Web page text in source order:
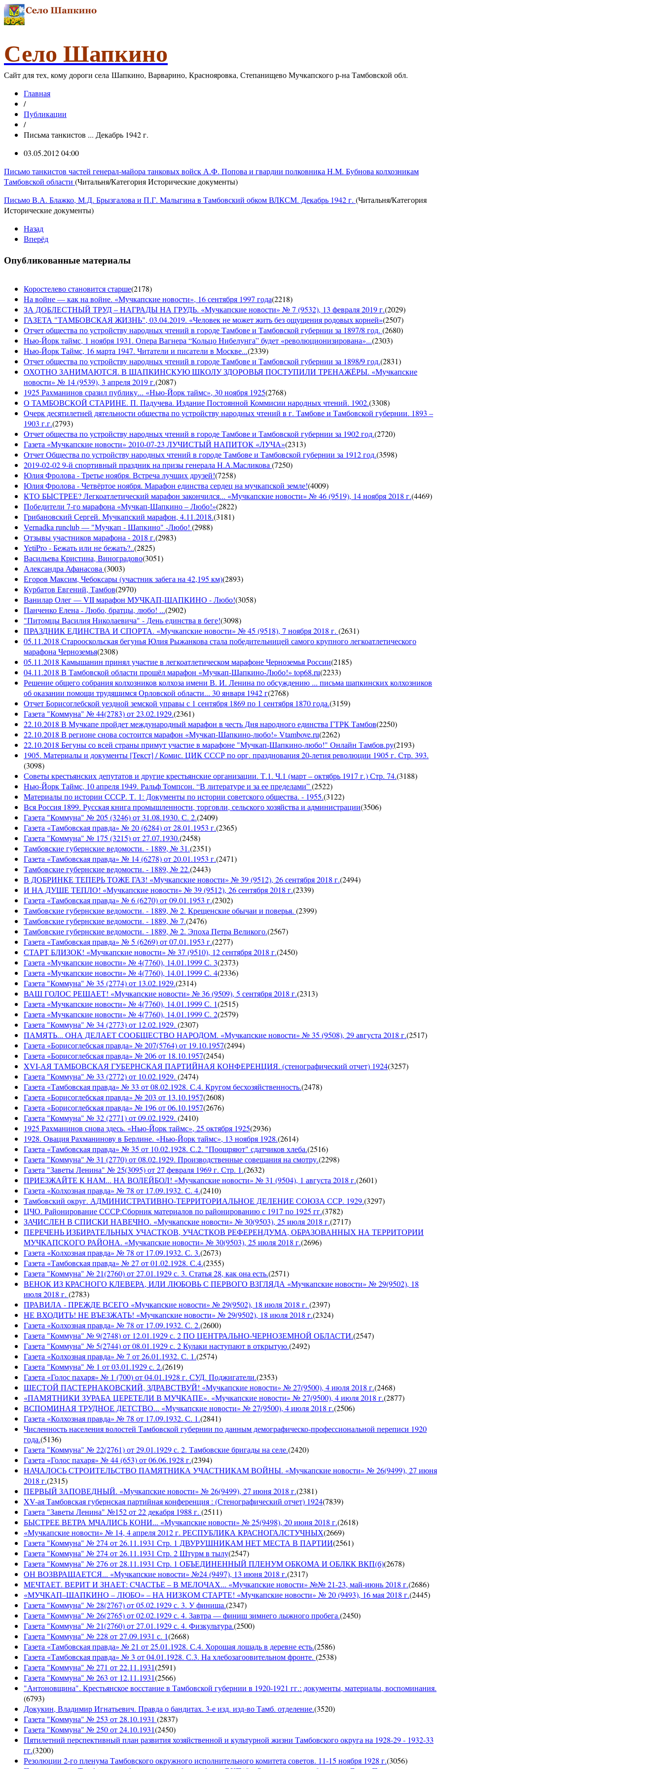
Село Шапкино
Сайт для тех, кому дороги села Шапкино, Варварино, Краснояровка, Степанищево Мучкапского р-на Тамбовской обл.
Главная
/
Публикации
/
Письма танкистов ... Декабрь 1942 г.
03.05.2012 04:00
Письмо танкистов частей генерал-майора танковых войск А.Ф. Попова и гвардии полковника Н.М. Бубнова колхозникам
Тамбовской области (Читальня/Категория Исторические документы)
Письмо В.А. Блажко, М.Д. Брызгалова и П.Г. Малыгина в Тамбовский обком ВЛКСМ. Декабрь 1942 г. (Читальня/Категория
Исторические документы)
Назад
Вперёд
Опубликованные материалы
Коростелево становится старше(2178)
На войне — как на войне. «Мучкапские новости», 16 сентября 1997 года(2218)
ЗА ДОБЛЕСТНЫЙ ТРУД – НАГРАДЫ НА ГРУДЬ. «Мучкапские новости» № 7 (9532), 13 февраля 2019 г.(2029)
ГАЗЕТА "ТАМБОВСКАЯ ЖИЗНЬ", 03.04.2019. «Человек не может жить без ощущения родовых корней»(2507)
Отчет общества по устройству народных чтений в городе Тамбове и Тамбовской губернии за 1897/8 год. (2680)
Нью-Йорк таймс, 1 ноября 1931. Опера Вагнера “Кольцо Нибелунга” будет «революционизирована»...(2303)
Нью-Йорк Таймс, 16 марта 1947. Читатели и писатели в Москве...(2339)
Отчет общества по устройству народных чтений в городе Тамбове и Тамбовской губернии за 1898/9 год.(2831)
ОХОТНО ЗАНИМАЮТСЯ. В ШАПКИНСКУЮ ШКОЛУ ЗДОРОВЬЯ ПОСТУПИЛИ ТРЕНАЖЁРЫ. «Мучкапские
новости» № 14 (9539), 3 апреля 2019 г.(2087)
1925 Рахманинов сразил публику... «Нью-Йорк таймс», 30 ноября 1925(2768)
О ТАМБОВСКОЙ СТАРИНЕ. П. Падучева. Издание Постоянной Коммисии народных чтений. 1902.(3308)
Очерк десятилетней дятельности общества по устройству народных чтений в г. Тамбове и Тамбовской губернии. 1893 –
1903 г.г.(2793)
Отчет общества по устройству народных чтений в городе Тамбове и Тамбовской губернии за 1902 год.(2720)
Газета «Мучкапские новости» 2010-07-23 ЛУЧИСТЫЙ НАПИТОК «ЛУЧА»(2313)
Отчет Общества по устройству народных чтений в городе Тамбове и Тамбовской губернии за 1912 год.(3598)
2019-02-02 9-й спортивный праздник на призы генерала Н.А.Масликова(7250)
Юлия Фролова - Третье ноября. Встреча лучших друзей!(7258)
Юлия Фролова - Четвёртое ноября. Марафон единства сердец на мучкапской земле!(4009)
КТО БЫСТРЕЕ? Легкоатлетический марафон закончился... «Мучкапские новости» № 46 (9519), 14 ноября 2018 г.(4469)
Победители 7-го марафона «Мучкап-Шапкино – Любо!»(2822)
Грибановский Сергей. Мучкапский марафон, 4.11.2018.(3181)
Vernadka runclub — "Мучкап - Шапкино" -Любо! (2988)
Отзывы участников марафона - 2018 г.(2983)
YetiPro - Бежать или не бежать?..(2825)
Васильева Кристина, Виноградово(3051)
Александра Афанасова(3003)
Егоров Максим, Чебоксары (участник забега на 42,195 км)(2893)
Курбатов Евгений, Тамбов(2970)
Ванилар Олег — VII марафон МУЧКАП-ШАПКИНО - Любо!(3058)
Панченко Елена - Любо, братцы, любо! ...(2902)
"Питомцы Василия Николаевича" - День единства в беге!(3098)
ПРАЗДНИК ЕДИНСТВА И СПОРТА. «Мучкапские новости» № 45 (9518), 7 ноября 2018 г. (2631)
05.11.2018 Старооскольская бегунья Юлия Рыжанкова стала победительницей самого крупного легкоатлетического
марафона Черноземья(2308)
05.11.2018 Камышанин принял участие в легкоатлетическом марафоне Черноземья России(2185)
04.11.2018 В Тамбовской области прошёл марафон «Мучкап-Шапкино-Любо!» top68.ru(2233)
Решение общего собрания колхозников колхоза имени В. И. Ленина по обсуждению ... письма шапкинских колхозников
об оказании помощи трудящимся Орловской области... 30 января 1942 г(2768)
Отчет Борисоглебской уездной земской управы с 1 сентября 1869 по 1 сентября 1870 года.(3159)
Газета "Коммуна" № 44(2783) от 23.02.1929.(2361)
22.10.2018 В Мучкапе пройдет международный марафон в честь Дня народного единства ГТРК Тамбов(2250)
22.10.2018 В регионе снова состоится марафон «Мучкап-Шапкино-любо!» Vtambove.ru(2262)
22.10.2018 Бегуны со всей страны примут участие в марафоне "Мучкап-Шапкино-любо!" Онлайн Тамбов.ру(2193)
1905. Материалы и документы [Текст] / Комис. ЦИК СССР по орг. празднования 20-летия революции 1905 г. Стр. 393.
(3098)
Советы крестьянских депутатов и другие крестьянские организации. Т.1. Ч.1 (март – октябрь 1917 г.) Стр. 74.(3188)
Нью-Йорк Таймс, 10 апреля 1949. Ральф Томпсон. “В литературе и за ее пределами”(2522)
Материалы по истории СССР. Т. 1: Документы по истории советского общества. - 1955.(3122)
Вся Россия 1899. Русская книга промышленности, торговли, сельского хозяйства и администрации(3506)
Газета "Коммуна" № 205 (3246) от 31.08.1930. С. 2.(2409)
Газета «Тамбовская правда» № 20 (6284) от 28.01.1953 г.(2365)
Газета "Коммуна" № 175 (3215) от 27.07.1930.(2458)
Тамбовские губернские ведомости. - 1889, № 31.(2351)
Газета «Тамбовская правда» № 14 (6278) от 20.01.1953 г.(2471)
Тамбовские губернские ведомости. - 1889, № 22.(2443)
В ДОБРИНКЕ ТЕПЕРЬ ТОЖЕ ГАЗ! «Мучкапские новости» № 39 (9512), 26 сентября 2018 г.(2494)
И НА ДУШЕ ТЕПЛО! «Мучкапские новости» № 39 (9512), 26 сентября 2018 г.(2339)
Газета «Тамбовская правда» № 6 (6270) от 09.01.1953 г.(2302)
Тамбовские губернские ведомости. - 1889, № 2. Крещенские обычаи и поверья. (2399)
Тамбовские губернские ведомости. - 1889, № 7.(2476)
Тамбовские губернские ведомости. - 1889, № 2. Эпоха Петра Великого.(2567)
Газета «Тамбовская правда» № 5 (6269) от 07.01.1953 г.(2277)
СТАРТ БЛИЗОК! «Мучкапские новости» № 37 (9510), 12 сентября 2018 г.(2450)
Газета «Мучкапские новости» № 4(7760), 14.01.1999 С. 3(2373)
Газета «Мучкапские новости» № 4(7760), 14.01.1999 С. 4(2336)
Газета "Коммуна" № 35 (2774) от 13.02.1929.(2314)
ВАШ ГОЛОС РЕШАЕТ! «Мучкапские новости» № 36 (9509), 5 сентября 2018 г.(2313)
Газета «Мучкапские новости» № 4(7760), 14.01.1999 С. 1(2515)
Газета «Мучкапские новости» № 4(7760), 14.01.1999 С. 2(2579)
Газета "Коммуна" № 34 (2773) от 12.02.1929. (2307)
ПАМЯТЬ... ОНА ДЕЛАЕТ СООБЩЕСТВО НАРОДОМ. «Мучкапские новости» № 35 (9508), 29 августа 2018 г.(2517)
Газета «Борисоглебская правда» № 207(5764) от 19.10.1957(2494)
Газета «Борисоглебская правда» № 206 от 18.10.1957(2454)
XVI-АЯ ТАМБОВСКАЯ ГУБЕРНСКАЯ ПАРТИЙНАЯ КОНФЕРЕНЦИЯ. (стенографический отчет) 1924(3257)
Газета "Коммуна" № 33 (2772) от 10.02.1929. (2474)
Газета «Тамбовская правда» № 33 от 08.02.1928. С.4. Кругом бесхозяйственность.(2478)
Газета «Борисоглебская правда» № 203 от 13.10.1957(2608)
Газета «Борисоглебская правда» № 196 от 06.10.1957(2676)
Газета "Коммуна" № 32 (2771) от 09.02.1929. (2410)
1925 Рахманинов снова здесь. «Нью-Йорк таймс», 25 октября 1925(2936)
1928. Овация Рахманинову в Берлине. «Нью-Йорк таймс», 13 ноября 1928.(2614)
Газета «Тамбовская правда» № 35 от 10.02.1928. С.2. "Поощряют" сдатчиков хлеба.(2516)
Газета "Коммуна" № 31 (2770) от 08.02.1929. Производственные совещания на смотру.(2298)
Газета "Заветы Ленина" № 25(3095) от 27 февраля 1969 г. Стр. 1.(2632)
ПРИЕЗЖАЙТЕ К НАМ... НА ВОЛЕЙБОЛ! «Мучкапские новости» № 31 (9504), 1 августа 2018 г.(2601)
Газета «Колхозная правда» № 78 от 17.09.1932. С. 4.(2410)
Тамбовский округ. АДМИНИСТРАТИВНО-ТЕРРИТОРИАЛЬНОЕ ДЕЛЕНИЕ СОЮЗА ССР. 1929.(3297)
ЦЧО. Районирование СССР:Сборник материалов по районированию с 1917 по 1925 гг.(3782)
ЗАЧИСЛЕН В СПИСКИ НАВЕЧНО. «Мучкапские новости» № 30(9503), 25 июля 2018 г.(2717)
ПЕРЕЧЕНЬ ИЗБИРАТЕЛЬНЫХ УЧАСТКОВ, УЧАСТКОВ РЕФЕРЕНДУМА, ОБРАЗОВАННЫХ НА ТЕРРИТОРИИ
МУЧКАПСКОГО РАЙОНА. «Мучкапские новости» № 30(9503), 25 июля 2018 г.(2696)
Газета «Колхозная правда» № 78 от 17.09.1932. С. 3.(2673)
Газета «Тамбовская правда» № 27 от 01.02.1928. С.4.(2355)
Газета "Коммуна" № 21(2760) от 27.01.1929 с. 3. Статья 28, как она есть.(2571)
ВЕНОК ИЗ КРАСНОГО КЛЕВЕРА, ИЛИ ЛЮБОВЬ С ПЕРВОГО ВЗГЛЯДА «Мучкапские новости» № 29(9502), 18
июля 2018 г. (2783)
ПРАВИЛА - ПРЕЖДЕ ВСЕГО «Мучкапские новости» № 29(9502), 18 июля 2018 г. (2397)
НЕ ВХОДИТЬ! НЕ ВЪЕЗЖАТЬ! «Мучкапские новости» № 29(9502), 18 июля 2018 г.(2324)
Газета «Колхозная правда» № 78 от 17.09.1932. С. 2.(2600)
Газета "Коммуна" № 9(2748) от 12.01.1929 с. 2 ПО ЦЕНТРАЛЬНО-ЧЕРНОЗЕМНОЙ ОБЛАСТИ.(2547)
Газета "Коммуна" № 5(2744) от 08.01.1929 с. 2 Кулаки наступают в открытую.(2492)
Газета «Колхозная правда» № 7 от 26.01.1932. С. 1.(2574)
Газета "Коммуна" № 1 от 03.01.1929 с. 2.(2619)
Газета «Голос пахаря» № 1 (700) от 04.01.1928 г. СУД. Поджигатели.(2353)
ШЕСТОЙ ПАСТЕРНАКОВСКИЙ, ЗДРАВСТВУЙ! «Мучкапские новости» № 27(9500), 4 июля 2018 г.(2468)
«ПАМЯТНИКИ ЗУРАБА ЦЕРЕТЕЛИ В МУЧКАПЕ». «Мучкапские новости» № 27(9500), 4 июля 2018 г.(2877)
ВСПОМИНАЯ ТРУДНОЕ ДЕТСТВО... «Мучкапские новости» № 27(9500), 4 июля 2018 г.(2506)
Газета «Колхозная правда» № 78 от 17.09.1932. С. 1.(2841)
Численность населения волостей Тамбовской губернии по данным демографическо-профессиональной переписи 1920
года.(5136)
Газета "Коммуна" № 22(2761) от 29.01.1929 с. 2. Тамбовские бригады на селе.(2420)
Газета «Голос пахаря» № 44 (653) от 06.06.1928 г.(2394)
НАЧАЛОСЬ СТРОИТЕЛЬСТВО ПАМЯТНИКА УЧАСТНИКАМ ВОЙНЫ. «Мучкапские новости» № 26(9499), 27 июня
2018 г.(2315)
ПЕРВЫЙ ЗАПОВЕДНЫЙ. «Мучкапские новости» № 26(9499), 27 июня 2018 г.(2381)
XV-ая Тамбовская губернская партийная конференция : (Стенографический отчет) 1924(7839)
Газета "Заветы Ленина" №152 от 22 декабря 1988 г. (2511)
БЫСТРЕЕ ВЕТРА МЧАЛИСЬ КОНИ... «Мучкапские новости» № 25(9498), 20 июня 2018 г.(2618)
«Мучкапские новости» № 14, 4 апреля 2012 г. РЕСПУБЛИКА КРАСНОГАЛСТУЧНЫХ(2669)
Газета "Коммуна" № 274 от 26.11.1931 Стр. 1 ДВУРУШНИКАМ НЕТ МЕСТА В ПАРТИИ(2561)
Газета "Коммуна" № 274 от 26.11.1931 Стр. 2 Штурм в тылу(2547)
Газета "Коммуна" № 276 от 28.11.1931 Стр. 1 ОБЪЕДИНЕННЫЙ ПЛЕНУМ ОБКОМА И ОБЛКК ВКП(б)(2678)
ОН ВОЗВРАЩАЕТСЯ... «Мучкапские новости» №24 (9497), 13 июня 2018 г.(2317)
МЕЧТАЕТ. ВЕРИТ И ЗНАЕТ: СЧАСТЬЕ – В МЕЛОЧАХ... «Мучкапские новости» №№ 21-23, май-июнь 2018 г.(2686)
«МУЧКАП–ШАПКИНО – ЛЮБО» – НА НИЗКОМ СТАРТЕ! «Мучкапские новости» № 20 (9493), 16 мая 2018 г.(2445)
Газета "Коммуна" № 28(2767) от 05.02.1929 с. 3. У финиша.(2347)
Газета "Коммуна" № 26(2765) от 02.02.1929 с. 4. Завтра — финиш зимнего лыжного пробега.(2450)
Газета "Коммуна" № 21(2760) от 27.01.1929 с. 4. Физкультура.(2500)
Газета "Коммуна" № 228 от 27.09.1931 с. 1(2668)
Газета «Тамбовская правда» № 21 от 25.01.1928. С.4. Хорошая лошадь в деревне есть.(2586)
Газета «Тамбовская правда» № 3 от 04.01.1928. С.3. На хлебозагоовительном фронте. (2538)
Газета "Коммуна" № 271 от 22.11.1931(2591)
Газета "Коммуна" № 263 от 12.11.1931(2566)
"Антоновщина". Крестьянское восстание в Тамбовской губернии в 1920-1921 гг.: документы, материалы, воспоминания.
(6793)
Докукин, Владимир Игнатьевич. Правда о бандитах. 3-е изд. изд-во Тамб. отделение.(3520)
Газета "Коммуна" № 253 от 28.10.1931 (2837)
Газета "Коммуна" № 250 от 24.10.1931(2450)
Пятилетний перспективный план развития хозяйственной и культурной жизни Тамбовского округа на 1928-29 - 1932-33
гг.(3200)
Резолюции 2-го пленума Тамбовского окружного исполнительного комитета советов. 11-15 ноября 1928 г.(3056)